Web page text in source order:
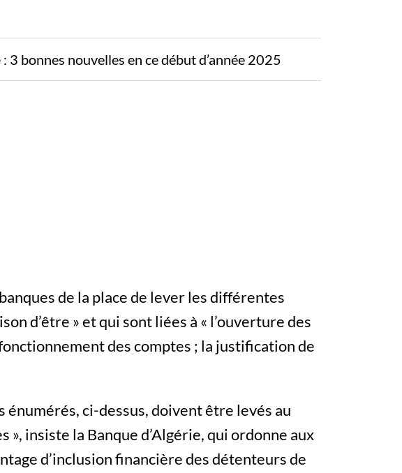
3 bonnes nouvelles en ce début d’année 2025
de la place de lever les différentes
d’être » et qui sont liées à « l’ouverture des
des comptes ; la justification de
énumérés, ci-dessus, doivent être levés au
», insiste la Banque d’Algérie, qui ordonne aux
d’inclusion financière des détenteurs de